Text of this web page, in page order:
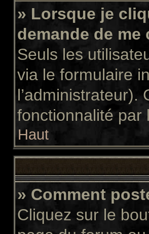
» Lorsque je
demande de me
Seuls les
via le formulaire
fonctionnalité par
Haut
» Comment
Cliquez sur le